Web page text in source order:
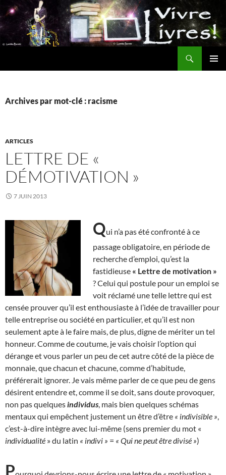
Aller
au
contenu
Archives par mot-clé : racisme
ARTICLES
LETTRE DE «
DÉMOTIVATION »
7 JUIN 2013
Qui n’a pas été confronté à ce
passage obligatoire, en période de
recherche d’emploi, qu’est la
fastidieuse « Lettre de motivation »
? Celui qui postule pour un emploi se
voit réclamé une telle lettre qui est
censée prouver qu’il est enthousiaste à l’idée de travailler pour
telle entreprise ou société en particulier, et qu’il est non
seulement apte à le faire mais, de plus, digne de mériter un tel
honneur. Comme de coutume, je vais choisir l’option qui
dérange et vous parler un peu de cet autre côté de la pièce de
monnaie, que chacun et chacune, comme d’habitude,
préférerait ignorer. Je vais même parler de ce que peu de gens
désirent entendre et, comme il se doit, sans doute provoquer,
non pas quelques individus , mais bien quelques schémas
mentaux qui empêchent justement un être d’être « indivisible »
c’est-à-dire intègre avec lui-même (sens premier du mot «
individualité » du latin « indivi » = « Qui ne peut être divisé »)
P